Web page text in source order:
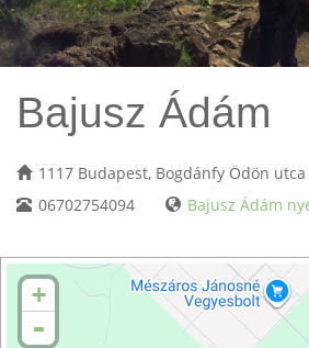
Bajusz Ádám
1117 Budapest, Bogdánfy Ödön utca
06702754094
Bajusz Ádám
+
-